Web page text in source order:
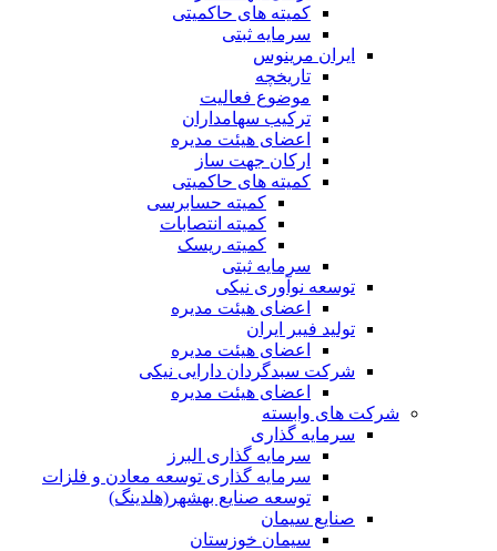
کمیته های حاکمیتی
سرمایه ثبتی
ایران مرینوس
تاریخچه
موضوع فعالیت
ترکیب سهامداران
اعضای هیئت مدیره
ارکان جهت ساز
کمیته های حاکمیتی
کمیته حسابرسی
کمیته انتصابات
کمیته ریسک
سرمایه ثبتی
توسعه نوآوری نیکی
اعضای هیئت مدیره
تولید فیبر ایران
اعضای هیئت مدیره
شرکت سبدگردان دارایی نیکی
اعضای هیئت مدیره
شرکت های وابسته
سرمایه گذاری
سرمایه گذاری البرز
سرمایه گذاری توسعه معادن و فلزات
توسعه‌ صنایع‌ بهشهر(هلدینگ)
صنایع سیمان
سیمان خوزستان